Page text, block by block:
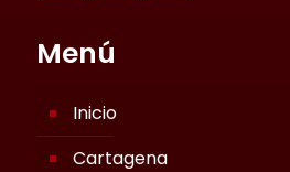
Menú
Inicio
Cartagena